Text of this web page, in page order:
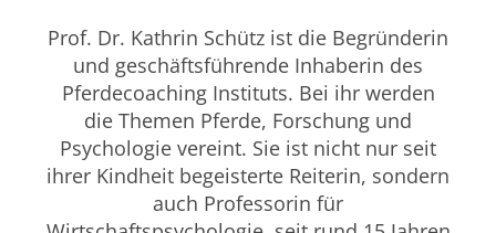
Prof. Dr. Kathrin Schütz ist die Begründerin
und geschäftsführende Inhaberin des
Pferdecoaching Instituts. Bei ihr werden
die Themen Pferde, Forschung und
Psychologie vereint. Sie ist nicht nur seit
ihrer Kindheit begeisterte Reiterin, sondern
auch Professorin für